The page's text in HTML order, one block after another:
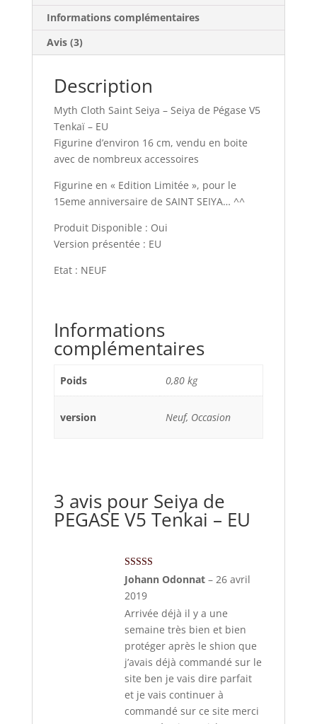
Informations complémentaires
Avis (3)
Description
Myth Cloth Saint Seiya – Seiya de Pégase V5
Tenkaï – EU
Figurine d’environ 16 cm, vendu en boite
avec de nombreux accessoires
Figurine en « Edition Limitée », pour le
15eme anniversaire de SAINT SEIYA… ^^
Produit Disponible : Oui
Version présentée : EU
Etat : NEUF
Informations
complémentaires
Poids 0,80 kg
version Neuf, Occasion
3 avis pour Seiya de
PEGASE V5 Tenkai – EU
Note5sur 5
Johann Odonnat – 26 avril
2019
Arrivée déjà il y a une
semaine très bien et bien
protéger après le shion que
j’avais déjà commandé sur le
site ben je vais dire parfait
et je vais continuer à
commandé sur ce site merci